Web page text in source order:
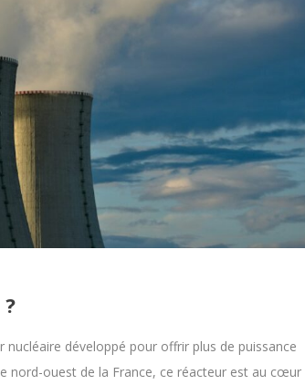
nucléaire développé pour offrir plus de puissance
nord-ouest de la France, ce réacteur est au cœur